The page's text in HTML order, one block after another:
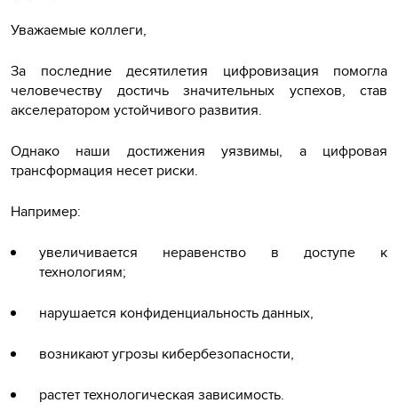
Уважаемые коллеги,
За последние десятилетия цифровизация помогла
человечеству достичь значительных успехов, став
акселератором устойчивого развития.
Однако наши достижения уязвимы, а цифровая
трансформация несет риски.
Например:
увеличивается неравенство в доступе к
технологиям;
нарушается конфиденциальность данных,
возникают угрозы кибербезопасности,
растет технологическая зависимость.